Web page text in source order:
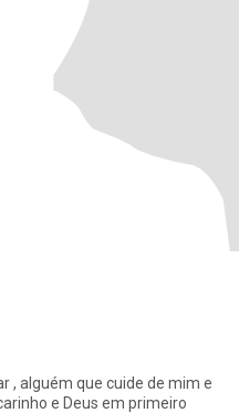
, alguém que cuide de mim e
e Deus em primeiro